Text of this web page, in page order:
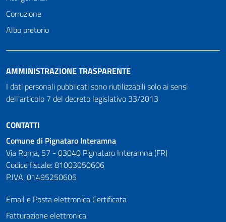
Corruzione
Albo pretorio
AMMINISTRAZIONE TRASPARENTE
I dati personali pubblicati sono riutilizzabili solo ai sensi
dell'articolo 7 del decreto legislativo 33/2013
CONTATTI
Comune di Pignataro Interamna
Via Roma, 57 - 03040 Pignataro Interamna (FR)
Codice fiscale: 81003050606
P.IVA: 01495250605
Email e Posta elettronica Certificata
Fatturazione elettronica